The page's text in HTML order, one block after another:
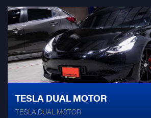
TESLA DUAL MOTOR
TESLA DUAL MOTOR